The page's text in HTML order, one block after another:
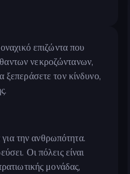
επιζώντα που
νεκροζώντανων,
ξεπεράσετε τον κίνδυνο,
την ανθρωπότητα.
Οι πόλεις είναι
μονάδας,